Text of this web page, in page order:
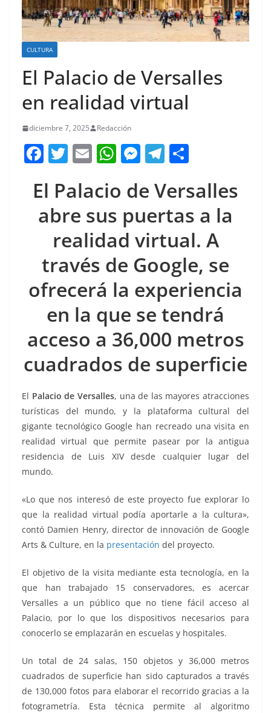
CULTURA
El Palacio de Versalles
en realidad virtual
diciembre 7, 2025 Redacción
F
c
e
b
o
o
k
T
itt
er
E
ai
l
W
at
s
A
p
p
M
ss
e
n
g
er
T
e
gr
a
m
m
p
ar
tir
El Palacio de Versalles
abre sus puertas a la
realidad virtual. A
través de Google, se
ofrecerá la experiencia
en la que se tendrá
acceso a 36,000 metros
cuadrados de superficie
El Palacio de Versalles, una de las mayores atracciones
turísticas del mundo, y la plataforma cultural del
gigante tecnológico Google han recreado una visita en
realidad virtual que permite pasear por la antigua
residencia de Luis XIV desde cualquier lugar del
mundo.
«Lo que nos interesó de este proyecto fue explorar lo
que la realidad virtual podía aportarle a la cultura»,
contó Damien Henry, director de innovación de Google
Arts & Culture, en la presentación del proyecto.
El objetivo de la visita mediante esta tecnología, en la
que han trabajado 15 conservadores, es acercar
Versalles a un público que no tiene fácil acceso al
Palacio, por lo que los dispositivos necesarios para
conocerlo se emplazarán en escuelas y hospitales.
Un total de 24 salas, 150 objetos y 36,000 metros
cuadrados de superficie han sido capturados a través
de 130,000 fotos para elaborar el recorrido gracias a la
fotogrametría. Esta técnica permite al algoritmo